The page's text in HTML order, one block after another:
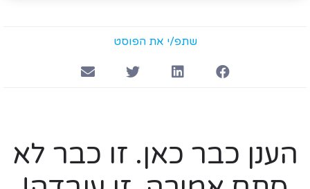
שתפ/י את הפוסט
הענן כבר כאן. זו כבר לא